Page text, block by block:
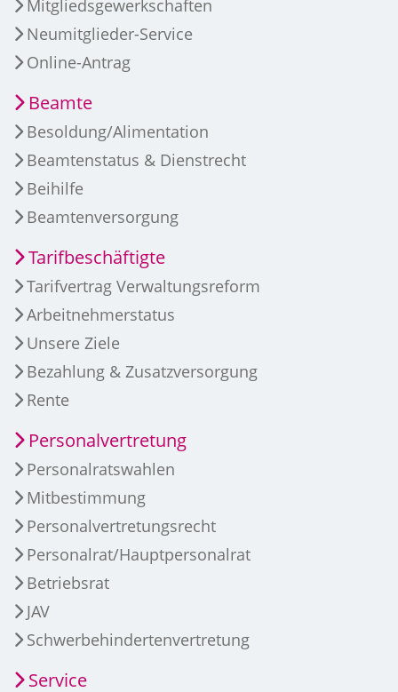
Mitgliedsgewerkschaften
Neumitglieder-Service
Online-Antrag
Beamte
Besoldung/Alimentation
Beamtenstatus & Dienstrecht
Beihilfe
Beamtenversorgung
Tarifbeschäftigte
Tarifvertrag Verwaltungsreform
Arbeitnehmerstatus
Unsere Ziele
Bezahlung & Zusatzversorgung
Rente
Personalvertretung
Personalratswahlen
Mitbestimmung
Personalvertretungsrecht
Personalrat/Hauptpersonalrat
Betriebsrat
JAV
Schwerbehindertenvertretung
Service